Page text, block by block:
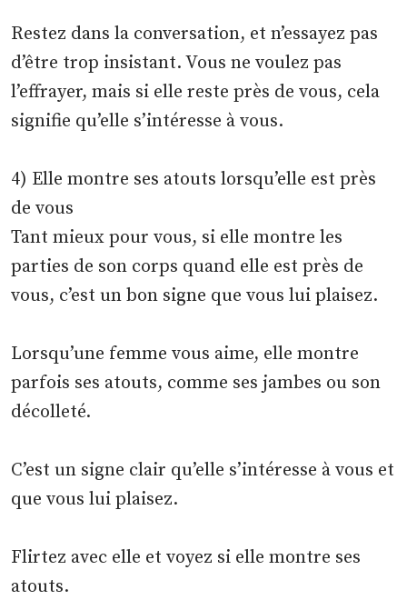
Restez dans la conversation, et n’essayez pas
d’être trop insistant. Vous ne voulez pas
l’effrayer, mais si elle reste près de vous, cela
signifie qu’elle s’intéresse à vous.
4) Elle montre ses atouts lorsqu’elle est près
de vous
Tant mieux pour vous, si elle montre les
parties de son corps quand elle est près de
vous, c’est un bon signe que vous lui plaisez.
Lorsqu’une femme vous aime, elle montre
parfois ses atouts, comme ses jambes ou son
décolleté.
C’est un signe clair qu’elle s’intéresse à vous et
que vous lui plaisez.
Flirtez avec elle et voyez si elle montre ses
atouts.